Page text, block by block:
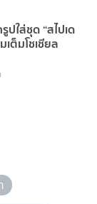
ปใส่ชุด “สไปเด
ต็มโชเชียล